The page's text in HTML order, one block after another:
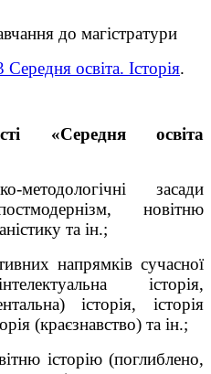
до магістратури
освіта. Історія.
«Середня освіта
методологічні засади
новітню
та ін.;
напрямків сучасної
історія,
історія, історія
(краєзнавство) та ін.;
історію (поглиблено,